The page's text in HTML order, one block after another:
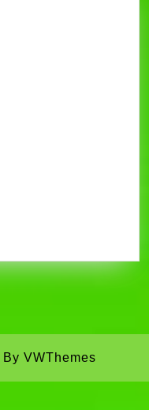
By VWThemes